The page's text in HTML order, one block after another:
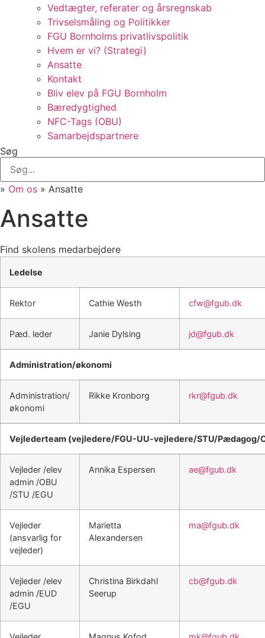
Vedtægter, referater og årsregnskab
Trivselsmåling og Politikker
FGU Bornholms privatlivspolitik
Hvem er vi? (Strategi)
Ansatte
Kontakt
Bliv elev på FGU Bornholm
Bæredygtighed
NFC-Tags (OBU)
Samarbejdspartnere
Søg
» Om os » Ansatte
Ansatte
Find skolens medarbejdere
Ledelse
Rektor Cathie Westh cfw@fgub.dk
Pæd. leder Janie Dylsing jd@fgub.dk
Administration/økonomi
Administration/
økonomi
Rikke Kronborg rkr@fgub.dk
Vejlederteam (vejledere/FGU-UU-vejledere/STU/Pædagog/
Vejleder /elev
admin /OBU
/STU /EGU
Annika Espersen ae@fgub.dk
Vejleder
(ansvarlig for
vejleder)
Marietta
Alexandersen
ma@fgub.dk
Vejleder /elev
admin /EUD
/EGU
Christina Birkdahl
Seerup
cb@fgub.dk